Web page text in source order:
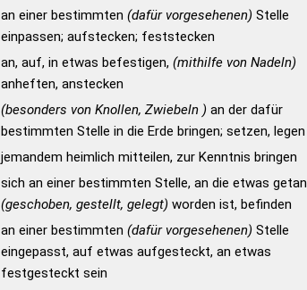
an einer bestimmten (dafür vorgesehenen) Stelle
einpassen; aufstecken; feststecken
an, auf, in etwas befestigen, (mithilfe von Nadeln)
anheften, anstecken
(besonders von Knollen, Zwiebeln ) an der dafür
bestimmten Stelle in die Erde bringen; setzen, legen
jemandem heimlich mitteilen, zur Kenntnis bringen
sich an einer bestimmten Stelle, an die etwas getan
(geschoben, gestellt, gelegt) worden ist, befinden
an einer bestimmten (dafür vorgesehenen) Stelle
eingepasst, auf etwas aufgesteckt, an etwas
festgesteckt sein